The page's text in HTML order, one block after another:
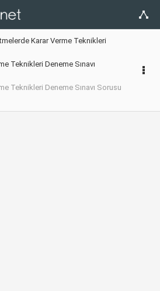
Karar Verme Teknikleri
Teknikleri Deneme Sınavı
Teknikleri Deneme Sınavı Sorusu